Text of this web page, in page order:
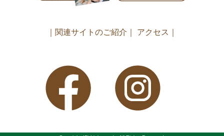
｜関連サイトのご紹介｜ アクセス｜